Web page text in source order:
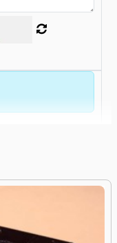
thoại cao cấp với
tính năng hấp